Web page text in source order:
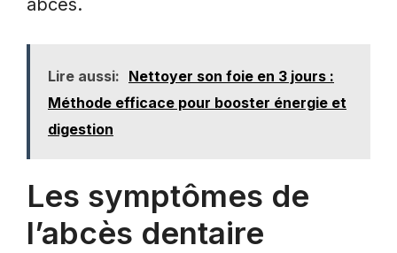
abcès.
Lire aussi: Nettoyer son foie en 3 jours :
Méthode efficace pour booster énergie et
digestion
Les symptômes de
l’abcès dentaire